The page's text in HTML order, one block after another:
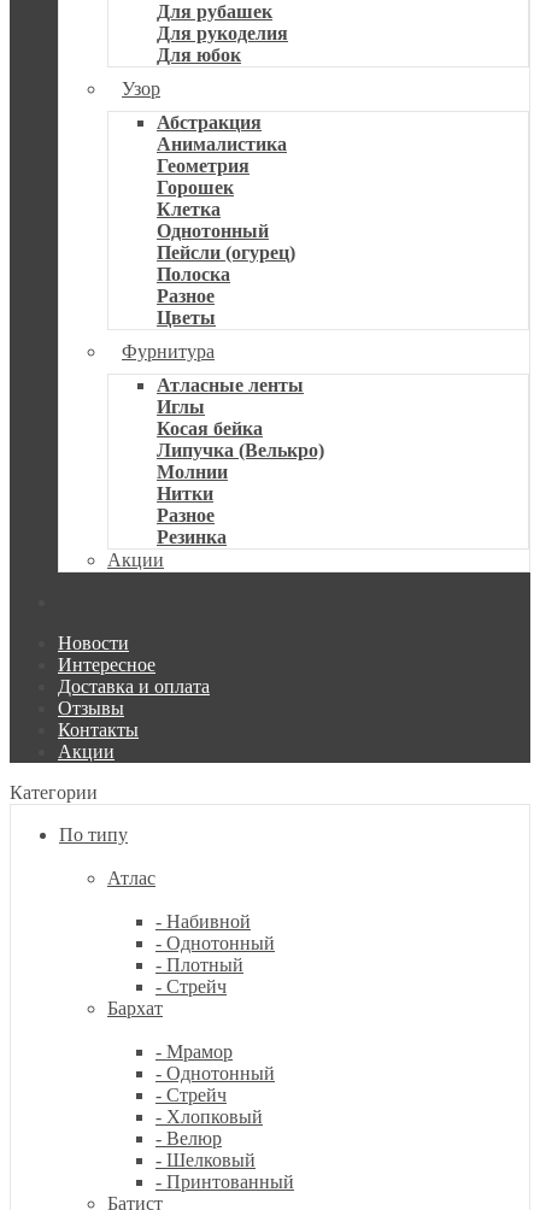
Для рубашек
Для рукоделия
Для юбок
Узор
Абстракция
Анималистика
Геометрия
Горошек
Клетка
Однотонный
Пейсли (огурец)
Полоска
Разное
Цветы
Фурнитура
Атласные ленты
Иглы
Косая бейка
Липучка (Велькро)
Молнии
Нитки
Разное
Резинка
Акции
Новости
Интересное
Доставка и оплата
Отзывы
Контакты
Акции
Категории
По типу
Атлас
- Набивной
- Однотонный
- Плотный
- Стрейч
Бархат
- Мрамор
- Однотонный
- Стрейч
- Хлопковый
- Велюр
- Шелковый
- Принтованный
Батист